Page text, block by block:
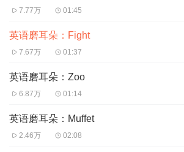
7.77万 01:45
英语磨耳朵：Fight
7.67万 01:37
英语磨耳朵：Zoo
6.87万 01:14
英语磨耳朵：Muffet
2.46万 02:08